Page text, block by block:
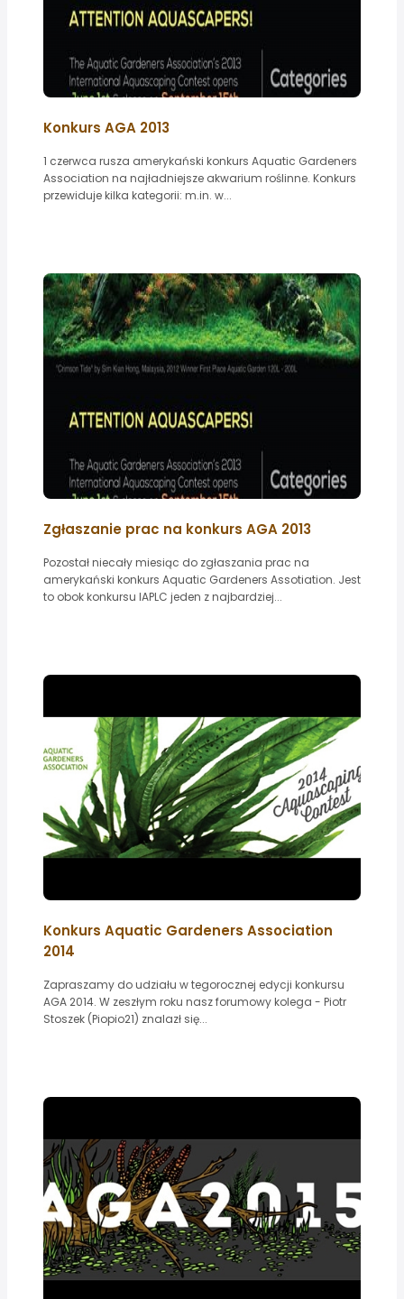
Konkurs AGA 2013
1 czerwca rusza amerykański konkurs Aquatic Gardeners
Association na najładniejsze akwarium roślinne. Konkurs
przewiduje kilka kategorii: m.in. w...
Zgłaszanie prac na konkurs AGA 2013
Pozostał niecały miesiąc do zgłaszania prac na
amerykański konkurs Aquatic Gardeners Assotiation. Jest
to obok konkursu IAPLC jeden z najbardziej...
Konkurs Aquatic Gardeners Association
2014
Zapraszamy do udziału w tegorocznej edycji konkursu
AGA 2014. W zeszłym roku nasz forumowy kolega - Piotr
Stoszek (Piopio21) znalazł się...